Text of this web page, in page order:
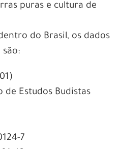
puras e cultura de
do Brasil, os dados
de Estudos Budistas
7